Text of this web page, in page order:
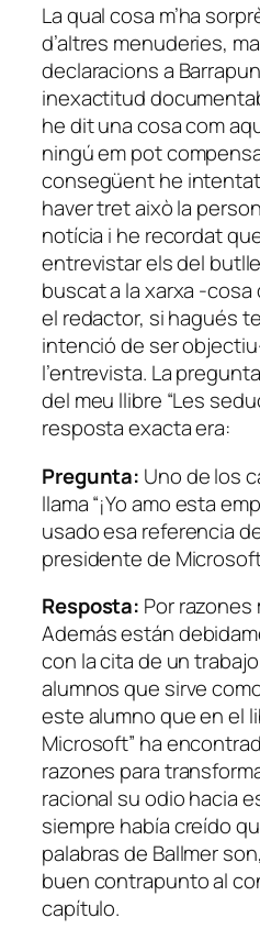
La qual cosa m’ha
d’altres menuderies,
declaracions a
inexactitud
he dit una cosa com
ningú em pot
consegüent he intentat
haver tret això la
notícia i he recordat
entrevistar els del
buscat a la xarxa -
el redactor, si hagués
intenció de ser
l’entrevista. La
del meu llibre “Les
resposta exacta era:
Pregunta: Uno de los
llama “¡Yo amo esta
usado esa referencia
presidente de
Resposta: Por razones
Además están
con la cita de un
alumnos que sirve
este alumno que en el
Microsoft” ha
razones para
racional su odio hacia
siempre había creído
palabras de Ballmer
buen contrapunto al
capítulo.